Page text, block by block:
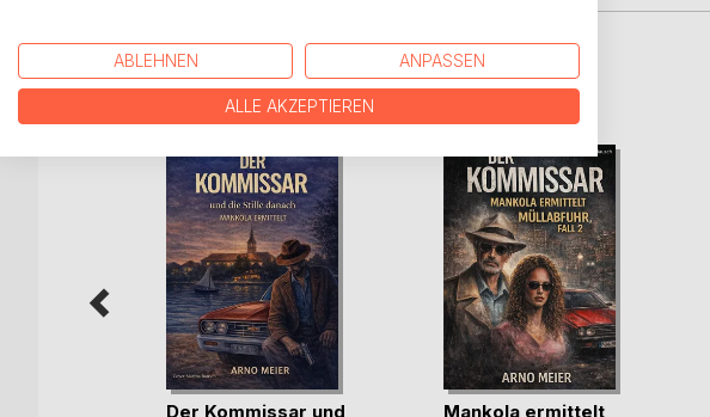
WEITERE TITEL BEIBoD
Der Kommissar und
Mankola ermittelt
ABLEHNEN ANPASSEN
ALLE AKZEPTIEREN